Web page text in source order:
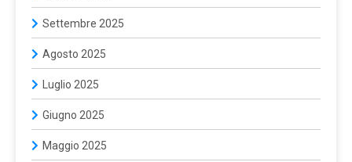
Settembre 2025
Agosto 2025
Luglio 2025
Giugno 2025
Maggio 2025